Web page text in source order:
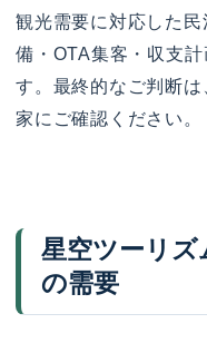
観光需要に対応した
備・OTA集客・収支
す。最終的なご判断
家にご確認ください。
星空ツーリズ
の需要